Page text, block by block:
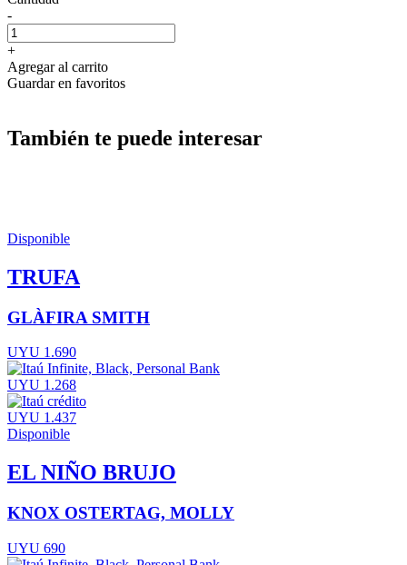
-
+
Agregar al carrito
Guardar en favoritos
También te puede interesar
Disponible
TRUFA
GLÀFIRA SMITH
UYU 1.690
UYU 1.268
UYU 1.437
Disponible
EL NIÑO BRUJO
KNOX OSTERTAG, MOLLY
UYU 690